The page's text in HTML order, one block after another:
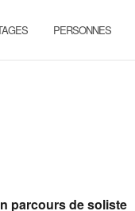
PERSONNES
parcours de soliste